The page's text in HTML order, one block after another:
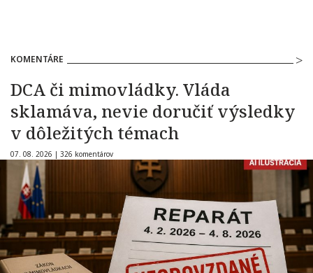
KOMENTÁRE
DCA či mimovládky. Vláda
sklamáva, nevie doručiť výsledky
v dôležitých témach
07. 08. 2026 | 326 komentárov